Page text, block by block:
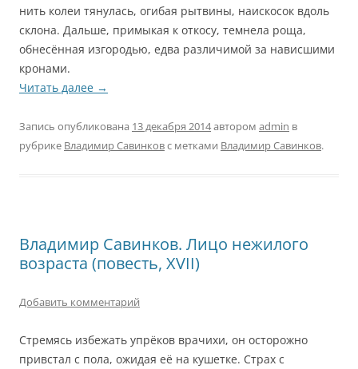
нить колеи тянулась, огибая рытвины, наискосок вдоль
склона. Дальше, примыкая к откосу, темнела роща,
обнесённая изгородью, едва различимой за нависшими
кронами.
Читать далее →
Запись опубликована 13 декабря 2014автором admin в
рубрике Владимир Савинковс метками Владимир Савинков.
Владимир Савинков. Лицо нежилого
возраста (повесть, XVII)
Добавить комментарий
Стремясь избежать упрёков врачихи, он осторожно
привстал с пола, ожидая её на кушетке. Страх с